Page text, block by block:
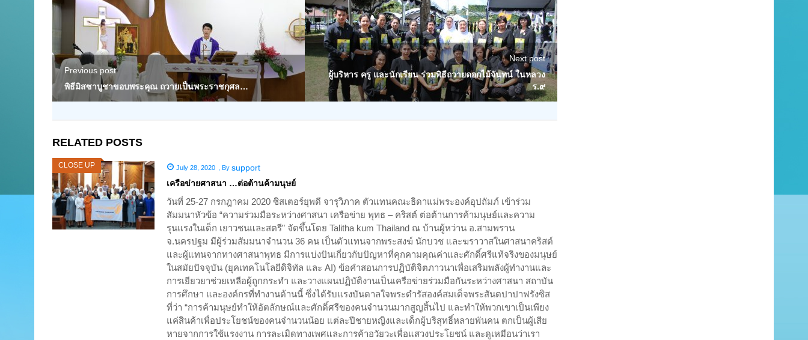
Previous post
พิธีมิสซาบูชาขอบพระคุณ ถวายเป็นพระราชกุศล…
Next post
ผู้บริหาร ครู และนักเรียน ร่วมพิธีถวายดอกไม้จันทน์ ในหลวง
ร.๙
RELATED POSTS
CLOSE UP July 28, 2020 By support
เครือข่ายศาสนา …ต่อต้านค้ามนุษย์
วันที่ 25-27 กรกฎาคม 2020 ซิสเตอร์ยุพดี จารุวิภาค ตัวแทนคณะธิดาแม่พระองค์อุปถัมภ์ เข้าร่วม
สัมมนาหัวข้อ “ความร่วมมือระหว่างศาสนา เครือข่าย พุทธ – คริสต์ ต่อต้านการค้ามนุษย์และความ
รุนแรงในเด็ก เยาวชนและสตรี” จัดขึ้นโดย Talitha kum Thailand ณ บ้านผู้หว่าน อ.สามพราน
จ.นครปฐม มีผู้ร่วมสัมมนาจำนวน 36 คน เป็นตัวแทนจากพระสงฆ์ นักบวช และฆราวาสในศาสนาคริสต์
และผู้แทนจากทางศาสนาพุทธ มีการแบ่งปันเกี่ยวกับปัญหาที่คุกคามคุณค่าและศักดิ์ศรีแท้จริงของมนุษย์
ในสมัยปัจจุบัน (ยุคเทคโนโลยีดิจิทัล และ AI) ข้อคำสอนการปฏิบัติจิตภาวนาเพื่อเสริมพลังผู้ทำงานและ
การเยียวยาช่วยเหลือผู้ถูกกระทำ และวางแผนปฏิบัติงานเป็นเครือข่ายร่วมมือกันระหว่างศาสนา สถาบัน
การศึกษา และองค์กรที่ทำงานด้านนี้ ซึ่งได้รับแรงบันดาลใจพระดำรัสองค์สมเด็จพระสันตปาปาฟรังซิส
ที่ว่า “การค้ามนุษย์ทำให้อัตลักษณ์และศักดิ์ศรีของคนจำนวนมากสูญสิ้นไป และทำให้พวกเขาเป็นเพียง
แค่สินค้าเพื่อประโยชน์ของคนจำนวนน้อย แต่ละปีชายหญิงและเด็กผู้บริสุทธิ์หลายพันคน ตกเป็นผู้เสีย
หายจากการใช้แรงงาน การละเมิดทางเพศและการค้าอวัยวะเพื่อแสวงประโยชน์ และดูเหมือนว่าเรา